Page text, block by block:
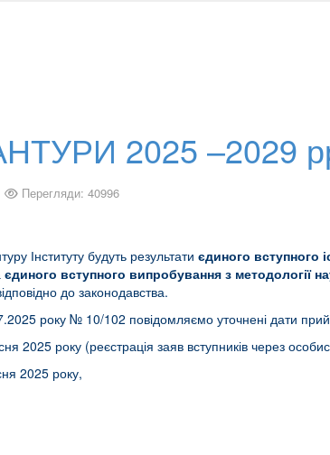
2025 –2029
Перегляди: 40996
Інституту будуть результати єдиного вступного
єдиного вступного випробування з методології
до законодавства.
року № 10/102 повідомляємо уточнені дати
2025 року (реєстрація заяв вступників через
2025 року,